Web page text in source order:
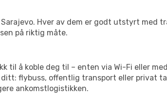
Hver av dem er godt utstyrt med
på riktig måte.
til å koble deg til – enten via Wi-Fi eller
flybuss, offentlig transport eller privat
ankomstlogistikken.